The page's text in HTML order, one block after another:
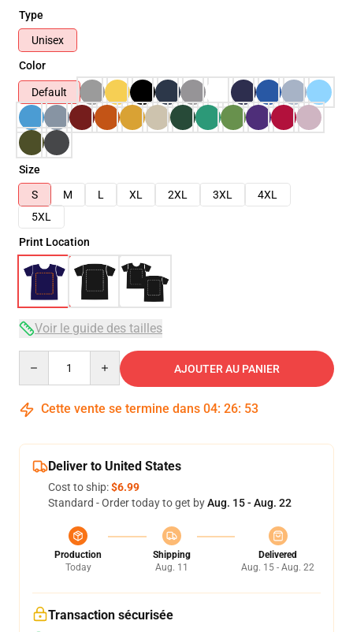
Type
Unisex
Color
Default
Size
S
M L XL 2XL 3XL
4XL
5XL
Print Location
Voir le guide des tailles
AJOUTER AU PANIER
Cette vente se termine dans 04: 26: 52
Deliver to United States
Cost to ship:$6.99
Standard - Order today to get byAug. 15 - Aug. 22
Production
Today
Shipping
Aug. 11
Delivered
Aug. 15 - Aug. 22
Transaction sécurisée